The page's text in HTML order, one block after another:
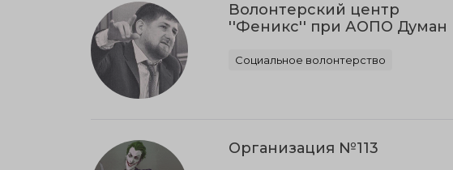
Волонтерский центр
''Феникс'' при АОПО Думан
Социальное волонтерство
Организация №113